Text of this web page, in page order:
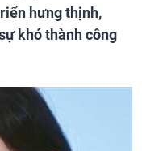
hưng thịnh,
khó thành công